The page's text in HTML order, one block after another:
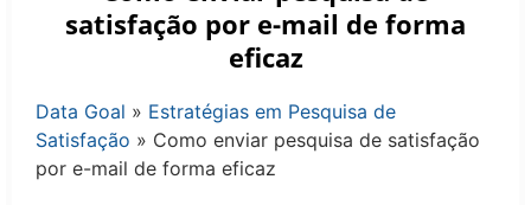
satisfação por e-mail de forma
eficaz
Data Goal » Estratégias em Pesquisa de
Satisfação » Como enviar pesquisa de satisfação
por e-mail de forma eficaz